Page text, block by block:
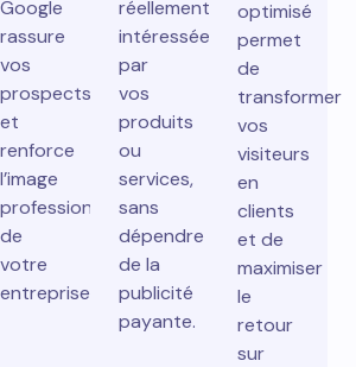
Google
rassure
vos
prospects
et
renforce
l’image
professionnelle
de
votre
entreprise.
réellement
intéressées
par
vos
produits
ou
services,
sans
dépendre
de la
publicité
payante.
optimisé
permet
de
transformer
vos
visiteurs
en
clients
et de
maximiser
le
retour
sur